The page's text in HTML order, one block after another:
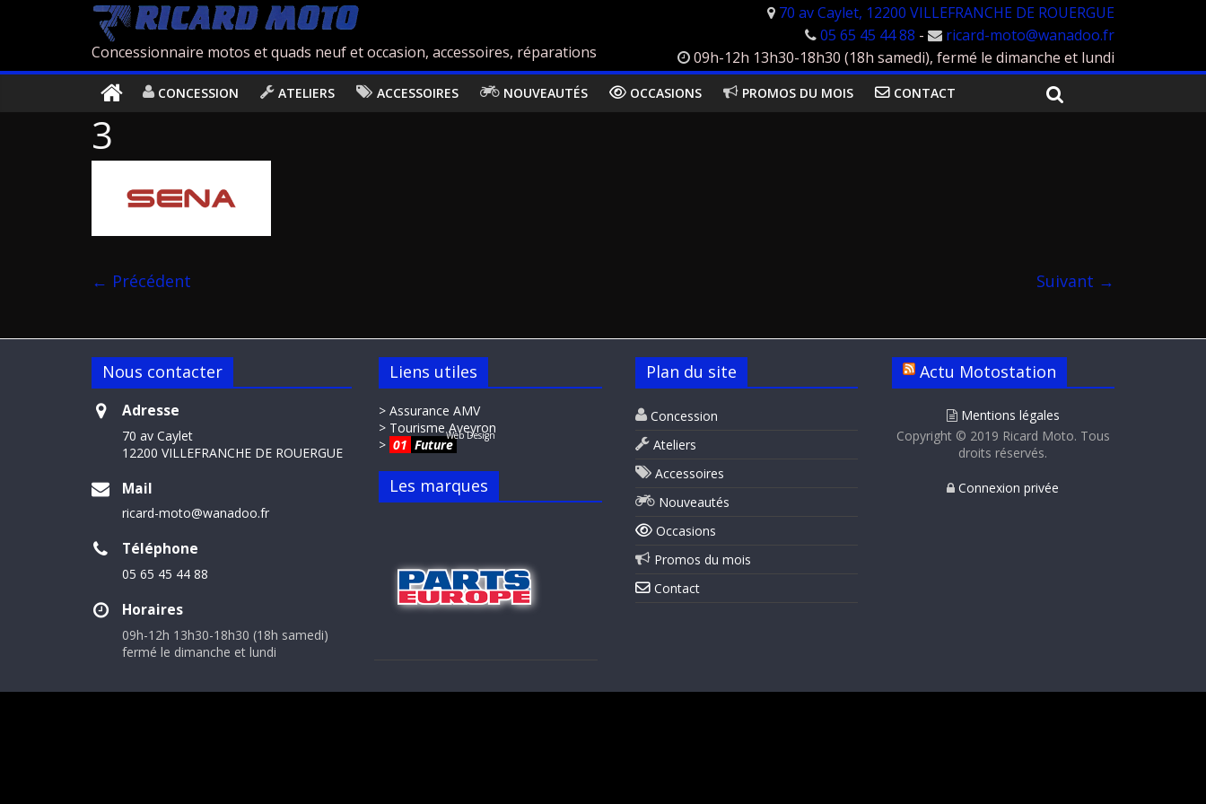
Concessionnaire motos et quads neuf et occasion, accessoires, réparations
70 av Caylet, 12200 VILLEFRANCHE DE ROUERGUE
05 65 45 44 88 -
ricard-moto@wanadoo.fr
09h-12h 13h30-18h30 (18h samedi), fermé le dimanche et lundi
CONCESSION ATELIERS ACCESSOIRES NOUVEAUTÉS OCCASIONS PROMOS DU MOIS CONTACT
3
← Précédent Suivant →
Nous contacter
Adresse
70 av Caylet
12200 VILLEFRANCHE DE ROUERGUE
Mail
ricard-moto@wanadoo.fr
Téléphone
05 65 45 44 88
Horaires
09h-12h 13h30-18h30 (18h samedi)
fermé le dimanche et lundi
Liens utiles
> Assurance AMV
> Tourisme Aveyron
> 01 Future
Web Design
Les marques
Plan du site
Concession
Ateliers
Accessoires
Nouveautés
Occasions
Promos du mois
Contact
Actu Motostation
Mentions légales
Copyright © 2019 Ricard Moto. Tous
droits réservés.
Connexion privée